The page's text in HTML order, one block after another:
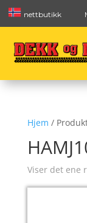
nettbutikk
Hjem /
Viser det ene